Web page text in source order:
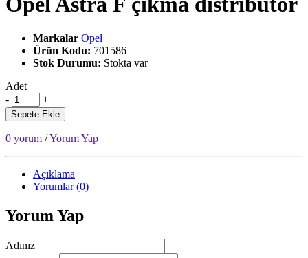
Markalar Opel
Ürün Kodu: 701586
Stok Durumu: Stokta var
Adet
-
+
Sepete Ekle
0 yorum /Yorum Yap
Açıklama
Yorumlar (0)
Yorum Yap
Adınız